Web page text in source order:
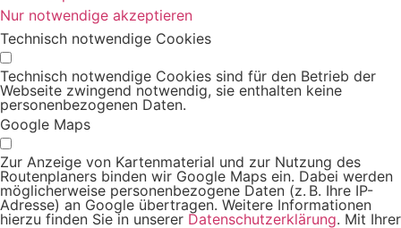
Nur notwendige akzeptieren
Technisch notwendige Cookies
Technisch notwendige Cookies sind für den Betrieb der
Webseite zwingend notwendig, sie enthalten keine
personenbezogenen Daten.
Google Maps
Zur Anzeige von Kartenmaterial und zur Nutzung des
Routenplaners binden wir Google Maps ein. Dabei werden
möglicherweise personenbezogene Daten (z. B. Ihre IP-
Adresse) an Google übertragen. Weitere Informationen
hierzu finden Sie in unserer Datenschutzerklärung. Mit Ihrer